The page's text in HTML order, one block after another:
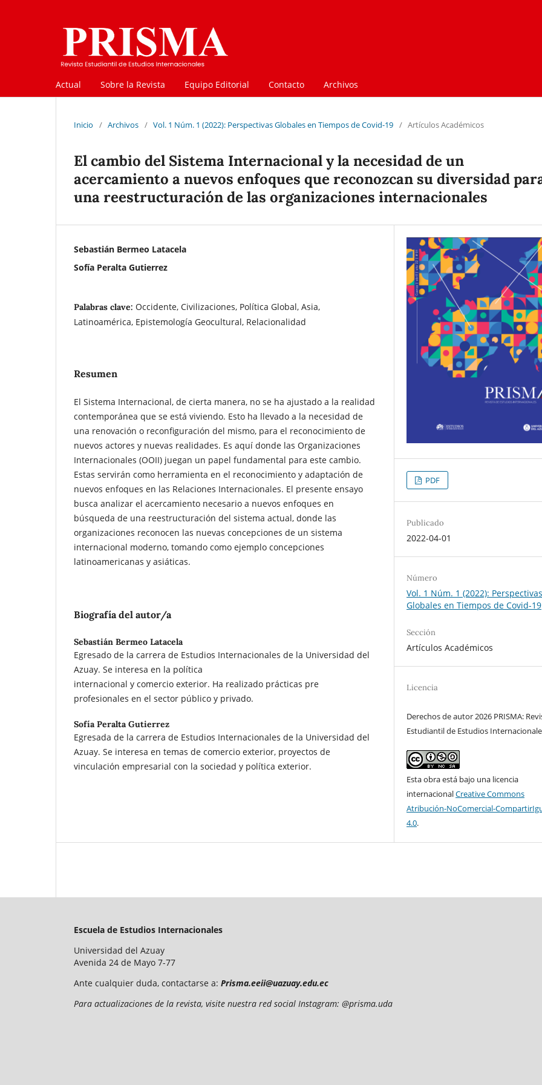
Actual Sobre la Revista Equipo Editorial Contacto Archivos
Inicio / Archivos / Vol. 1 Núm. 1 (2022): Perspectivas Globales en Tiempos de Covid-19 / Artículos Académicos
El cambio del Sistema Internacional y la necesidad de un
acercamiento a nuevos enfoques que reconozcan su diversidad
una reestructuración de las organizaciones internacionales
Sebastián Bermeo Latacela
Sofía Peralta Gutierrez
Palabras clave: Occidente, Civilizaciones, Política Global, Asia,
Latinoamérica, Epistemología Geocultural, Relacionalidad
Resumen
El Sistema Internacional, de cierta manera, no se ha ajustado a la realidad
contemporánea que se está viviendo. Esto ha llevado a la necesidad de
una renovación o reconfiguración del mismo, para el reconocimiento de
nuevos actores y nuevas realidades. Es aquí donde las Organizaciones
Internacionales (OOII) juegan un papel fundamental para este cambio.
Estas servirán como herramienta en el reconocimiento y adaptación de
nuevos enfoques en las Relaciones Internacionales. El presente ensayo
busca analizar el acercamiento necesario a nuevos enfoques en
búsqueda de una reestructuración del sistema actual, donde las
organizaciones reconocen las nuevas concepciones de un sistema
internacional moderno, tomando como ejemplo concepciones
latinoamericanas y asiáticas.
Biografía del autor/a
Sebastián Bermeo Latacela
Egresado de la carrera de Estudios Internacionales de la Universidad del
Azuay. Se interesa en la política
internacional y comercio exterior. Ha realizado prácticas pre
profesionales en el sector público y privado.
Sofía Peralta Gutierrez
Egresada de la carrera de Estudios Internacionales de la Universidad del
Azuay. Se interesa en temas de comercio exterior, proyectos de
vinculación empresarial con la sociedad y política exterior.
PDF
Publicado
2022-04-01
Número
Vol. 1 Núm. 1 (2022): Perspectivas
Globales en Tiempos de Covid-19
Sección
Artículos Académicos
Licencia
Derechos de autor 2026 PRISMA:
Estudiantil de Estudios
Esta obra está bajo una licencia
internacionalCreative Commons
Atribución-NoComercial-
4.0.
Escuela de Estudios Internacionales
Universidad del Azuay
Avenida 24 de Mayo 7-77
Ante cualquier duda, contactarse a: Prisma.eeii@uazuay.edu.ec
Para actualizaciones de la revista, visite nuestra red social Instagram: @prisma.uda